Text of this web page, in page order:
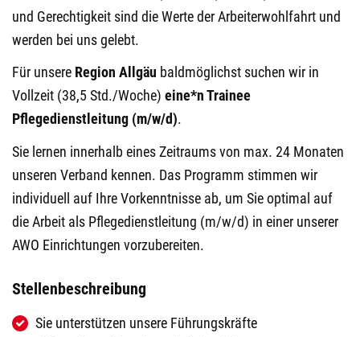
und Gerechtigkeit sind die Werte der Arbeiterwohlfahrt und
werden bei uns gelebt.
Für unsere Region Allgäu baldmöglichst suchen wir in
Vollzeit (38,5 Std./Woche) eine*n Trainee
Pflegedienstleitung (m/w/d).
Sie lernen innerhalb eines Zeitraums von max. 24 Monaten
unseren Verband kennen. Das Programm stimmen wir
individuell auf Ihre Vorkenntnisse ab, um Sie optimal auf
die Arbeit als Pflegedienstleitung (m/w/d) in einer unserer
AWO Einrichtungen vorzubereiten.
Stellenbeschreibung
Sie unterstützen unsere Führungskräfte